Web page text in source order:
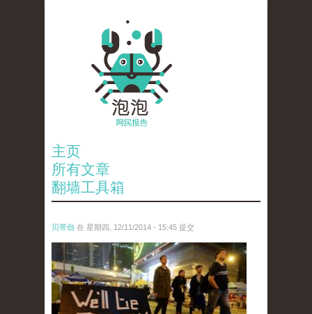
主页
所有文章
翻墙工具箱
贝带劲 在 星期四, 12/11/2014 - 15:45 提交
reporters_18475535.jpg